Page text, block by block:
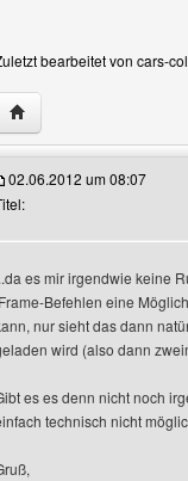
bearbeitet von cars-
Website dieses
anzeigen
02.06.2012 um 08:07
es mir irgendwie keine
Befehlen eine
nur sieht das dann
wird (also dann
es es denn nicht noch
technisch nicht